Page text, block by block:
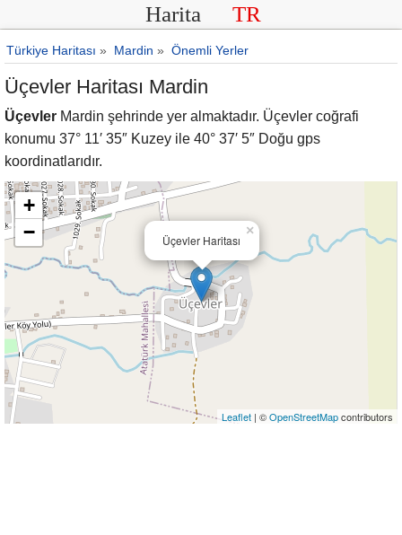
Harita TR
Türkiye Haritası » Mardin » Önemli Yerler
Üçevler Haritası Mardin
Üçevler Mardin şehrinde yer almaktadır. Üçevler coğrafi
konumu 37° 11′ 35″ Kuzey ile 40° 37′ 5″ Doğu gps
koordinatlarıdır.
Üçevler Haritası
×
+
−
Leaflet | ©OpenStreetMapcontributors